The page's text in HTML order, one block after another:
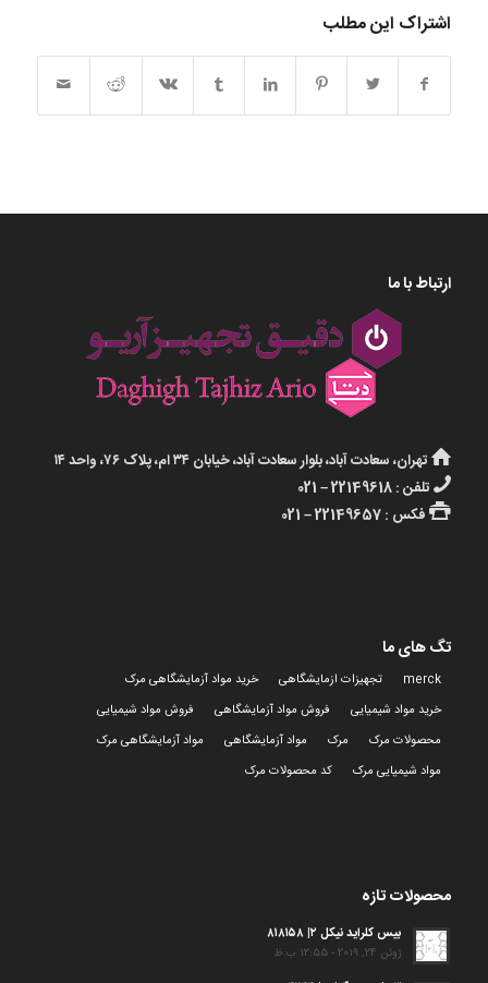
اشتراک این مطلب
ارتباط با ما
تهران، سعادت آباد، بلوار سعادت آباد، خیابان ۳۴ ام، پلاک ۷۶، واحد ۱۴
تلفن : 22149618 – 021
فکس : 22149657 – 021
تگ های ما
merck تجهیزات ازمایشگاهی
خرید مواد آزمایشگاهی مرک
خرید مواد شیمیایی
فروش مواد آزمایشگاهی
فروش مواد شیمیایی
محصولات مرک
مرک مواد آزمایشگاهی
مواد آزمایشگاهی مرک
مواد شیمیایی مرک
کد محصولات مرک
محصولات تازه
بیس کلراید نیکل ۲| ۸۱۸۱۵۸
ژوئن 24, 2019 - 12:55 ب.ظ